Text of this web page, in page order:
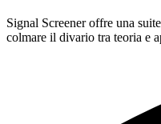
Signal Screener offre una
colmare il divario tra teoria e